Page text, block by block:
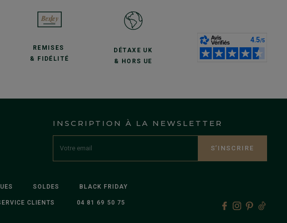
REMISES
& FIDÉLITÉ
DÉTAXE UK
& HORS UE
INSCRIPTION À LA NEWSLETTER
S’INSCRIRE
SOLDES BLACK FRIDAY
CLIENTS 04 81 69 50 75